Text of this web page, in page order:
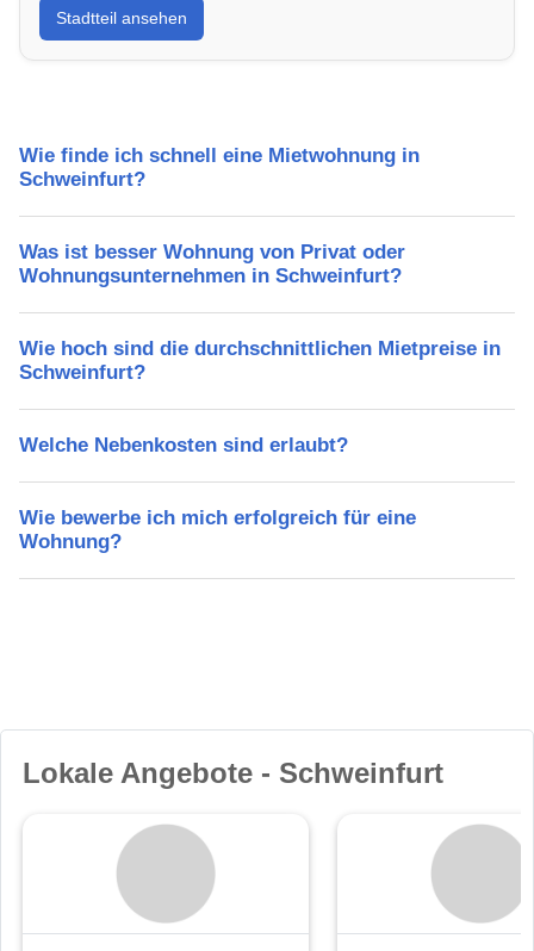
Lebensqualität, Verkehrsanbindung, Schulen,
Freizeitmöglichkeiten und Mietpreise.
Stadtteil ansehen
Wie finde ich schnell eine Mietwohnung in
Schweinfurt?
Was ist besser Wohnung von Privat oder
Wohnungsunternehmen in Schweinfurt?
Wie hoch sind die durchschnittlichen Mietpreise in
Schweinfurt?
Welche Nebenkosten sind erlaubt?
Wie bewerbe ich mich erfolgreich für eine
Wohnung?
Lokale Angebote - Schweinfurt